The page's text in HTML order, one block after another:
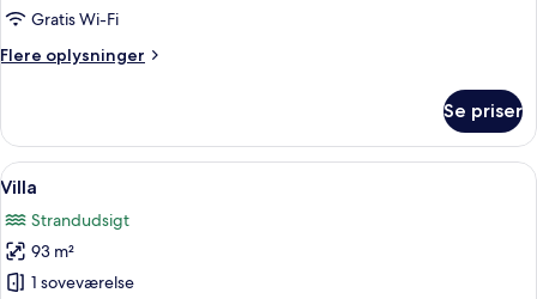
Gratis Wi-Fi
Flere oplysninger
Flere
Se priser
Indlæs
alle
billeder
af
Villa
Et poolområde med liggestole og
11
Villa
Strandudsigt
93 m²
1 soveværelse